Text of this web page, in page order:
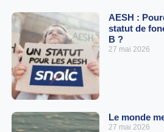
AESH :
statut de
B ?
27 mai 2026
Le monde
27 mai 2026